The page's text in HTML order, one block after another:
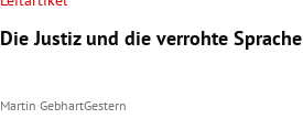
Die Justiz und die verrohte Sprache
Martin GebhartGestern